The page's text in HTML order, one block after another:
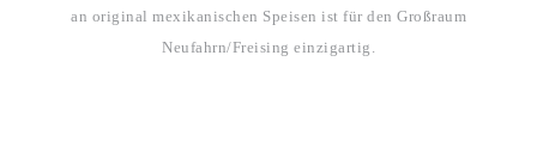
an original mexikanischen Speisen ist für den Großraum
Neufahrn/Freising einzigartig.